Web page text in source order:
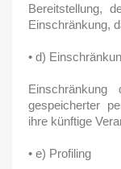
Bereitstellung,
Einschränkung,
• d)
gespeicherter
ihre künftige
• e) Profiling